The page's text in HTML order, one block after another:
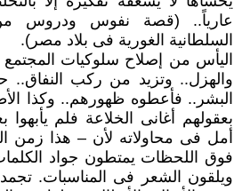
عارياً.. (قصة نفوس ودروس
السلطانية الغورية فى بلاد مصر).
اليأس من إصلاح سلوكيات
والهزل.. وتزيد من ركب النفاق..
البشر.. فأعطوه ظهورهم.. وكذا
بعقولهم أغانى الخلاعة فلم يأبهوا
أمل فى محاولاته لأن – هذا زمن
فوق اللحظات يمتطون جواد
ويلقون الشعر فى المناسبات.